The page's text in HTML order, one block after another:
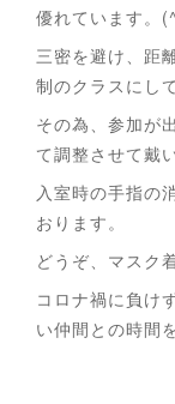
優れています。
三密を避け、距
制のクラスにし
その為、参加が
て調整させて戴
入室時の手指の
おります。
どうぞ、マスク
コロナ禍に負け
い仲間との時間